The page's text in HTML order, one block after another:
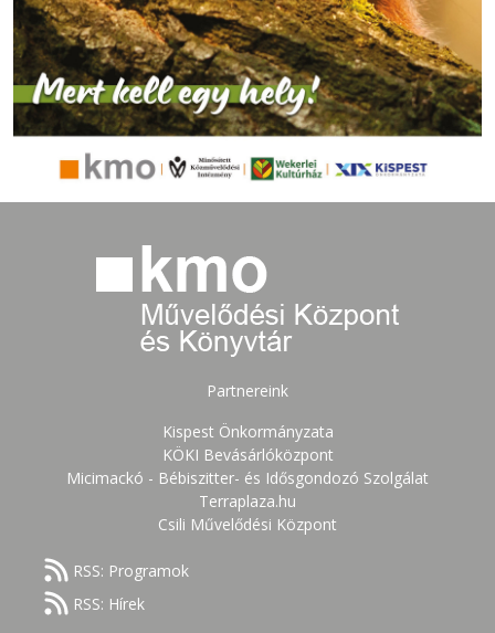
Partnereink
Kispest Önkormányzata
KÖKI Bevásárlóközpont
Micimackó - Bébiszitter- és Idősgondozó Szolgálat
Terraplaza.hu
Csili Művelődési Központ
RSS: Programok
RSS: Hírek